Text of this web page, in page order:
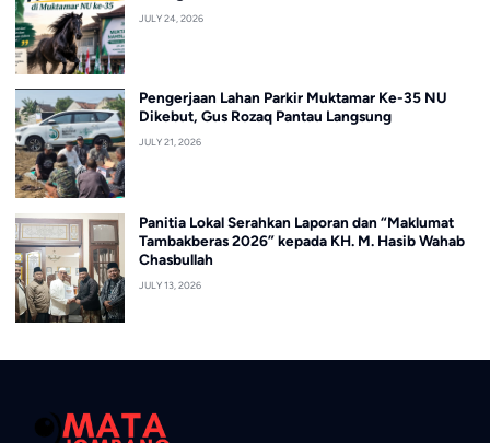
JULY 24, 2026
Pengerjaan Lahan Parkir Muktamar Ke-35 NU
Dikebut, Gus Rozaq Pantau Langsung
JULY 21, 2026
Panitia Lokal Serahkan Laporan dan “Maklumat
Tambakberas 2026” kepada KH. M. Hasib Wahab
Chasbullah
JULY 13, 2026